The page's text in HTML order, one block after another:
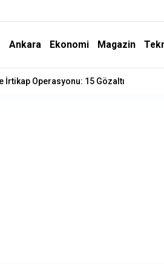
Ankara Ekonomi Magazin
İrtikap Operasyonu: 15 Gözaltı